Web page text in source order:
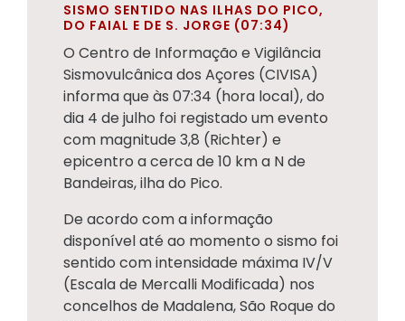
SISMO SENTIDO NAS ILHAS DO PICO,
DO FAIAL E DE S. JORGE (07:34)
O Centro de Informação e Vigilância
Sismovulcânica dos Açores (CIVISA)
informa que às 07:34 (hora local), do
dia 4 de julho foi registado um evento
com magnitude 3,8 (Richter) e
epicentro a cerca de 10 km a N de
Bandeiras, ilha do Pico.
De acordo com a informação
disponível até ao momento o sismo foi
sentido com intensidade máxima IV/V
(Escala de Mercalli Modificada) nos
concelhos de Madalena, São Roque do